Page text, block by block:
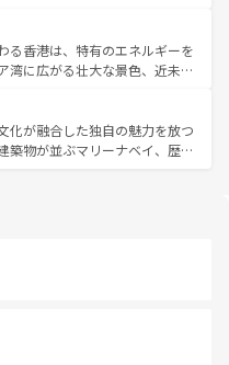
ベトナムコーヒーなどは、ぜ
地域を訪れてもあたたかい人々
で、きっと忘れられない旅にな
ではチェンマイなどの山岳地
ではプーケットやクラビの美し
楽しむことができる。タイ料理
、どの季節にも異なる楽しみ
いタイの人々、仏教を中心とし
資源が、訪れる旅人を魅了し続
る香港は、特有のエネルギーを
湾に広がる壮大な景色、近未来
はず。観光スポットが密集し
を回れるのも魅力。息をのむよ
まで、香港を存分に楽しみ尽く
化が融合した独自の魅力を放つ
築物が並ぶマリーナベイ、歴史
を楽しめる外せないスポット